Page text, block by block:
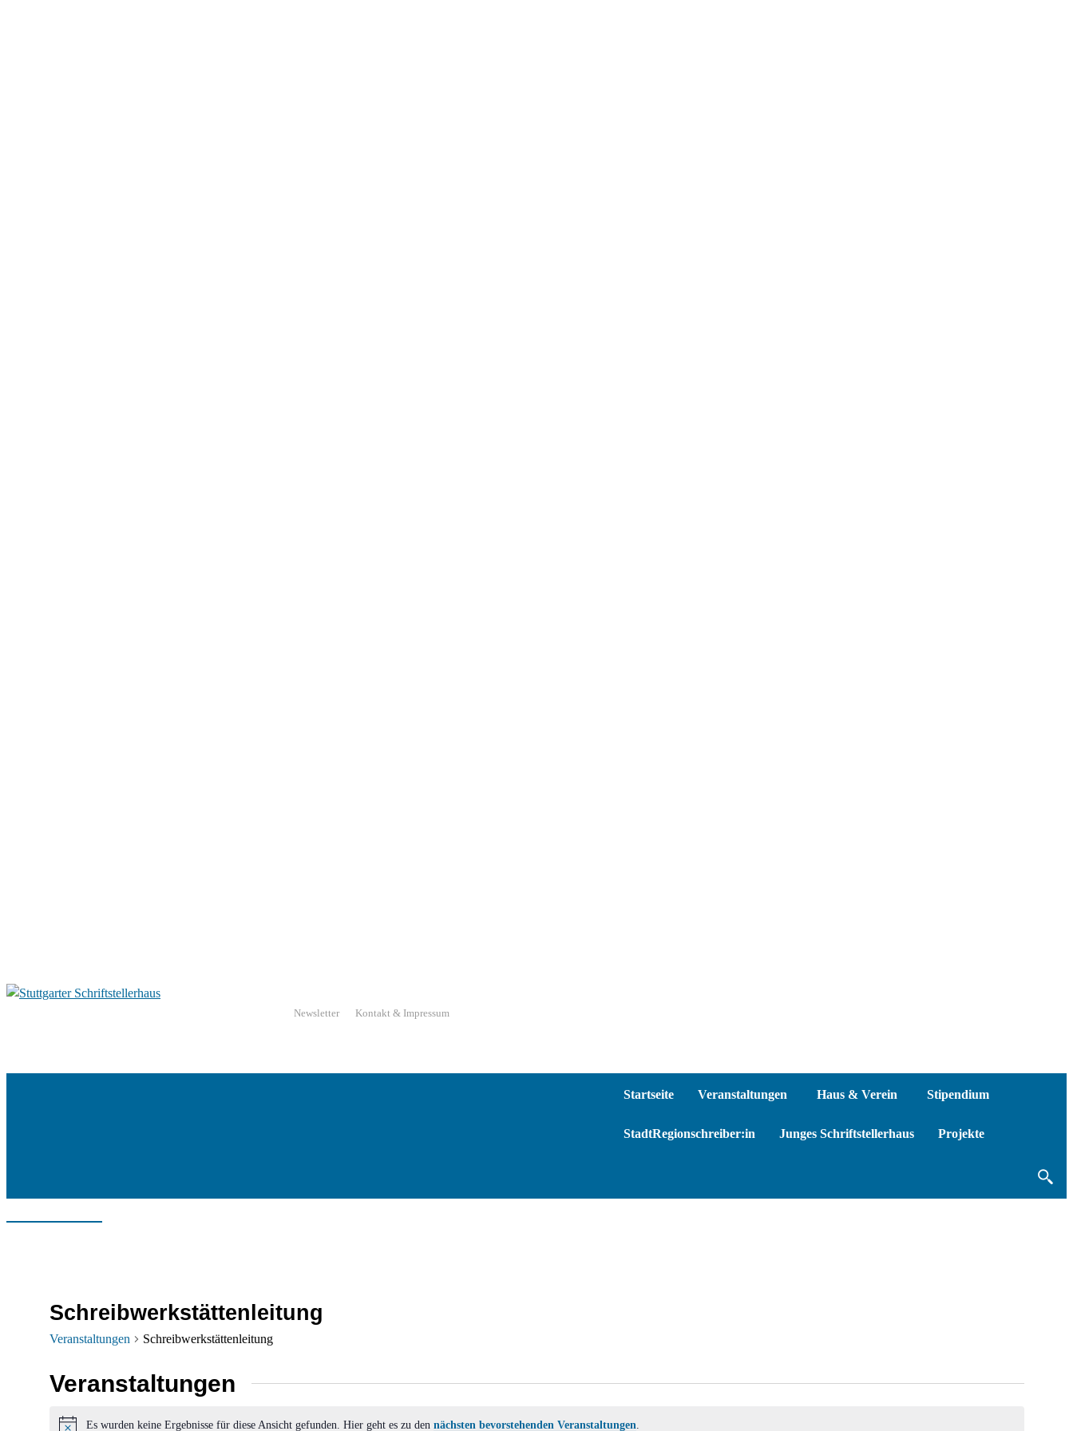
Newsletter Kontakt & Impressum
Startseite Veranstaltungen Haus & Verein Stipendium
StadtRegionschreiber:in Junges Schriftstellerhaus Projekte
Schreibwerkstättenleitung
Veranstaltungen Schreibwerkstättenleitung
Veranstaltungen
Es wurden keine Ergebnisse für diese Ansicht gefunden. Hier geht es zu den nächsten bevorstehenden Veranstaltungen.